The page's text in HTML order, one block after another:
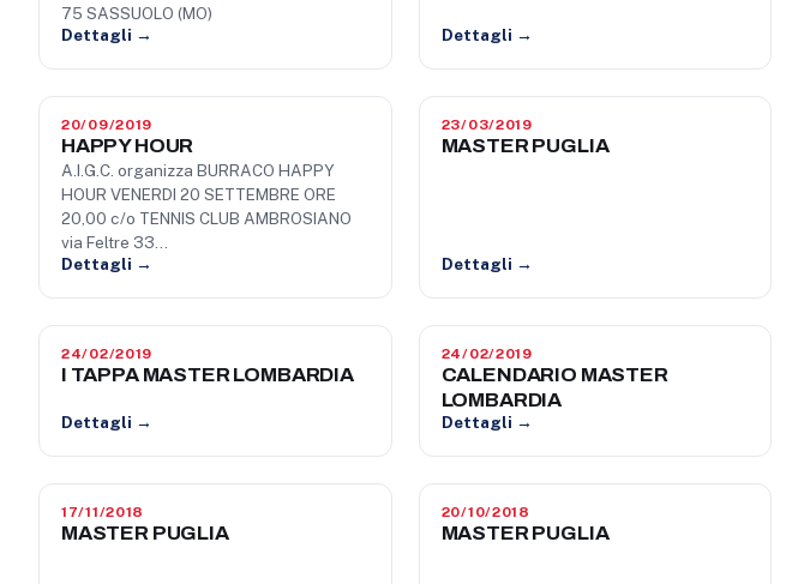
75 SASSUOLO (MO)
Dettagli →
Dettagli →
20/09/2019
HAPPY HOUR
A.I.G.C. organizza BURRACO HAPPY
HOUR VENERDI 20 SETTEMBRE ORE
20,00 c/o TENNIS CLUB AMBROSIANO
via Feltre 33…
Dettagli →
23/03/2019
MASTER PUGLIA
Dettagli →
24/02/2019
I TAPPA MASTER LOMBARDIA
Dettagli →
24/02/2019
CALENDARIO MASTER
LOMBARDIA
Dettagli →
17/11/2018
MASTER PUGLIA
20/10/2018
MASTER PUGLIA